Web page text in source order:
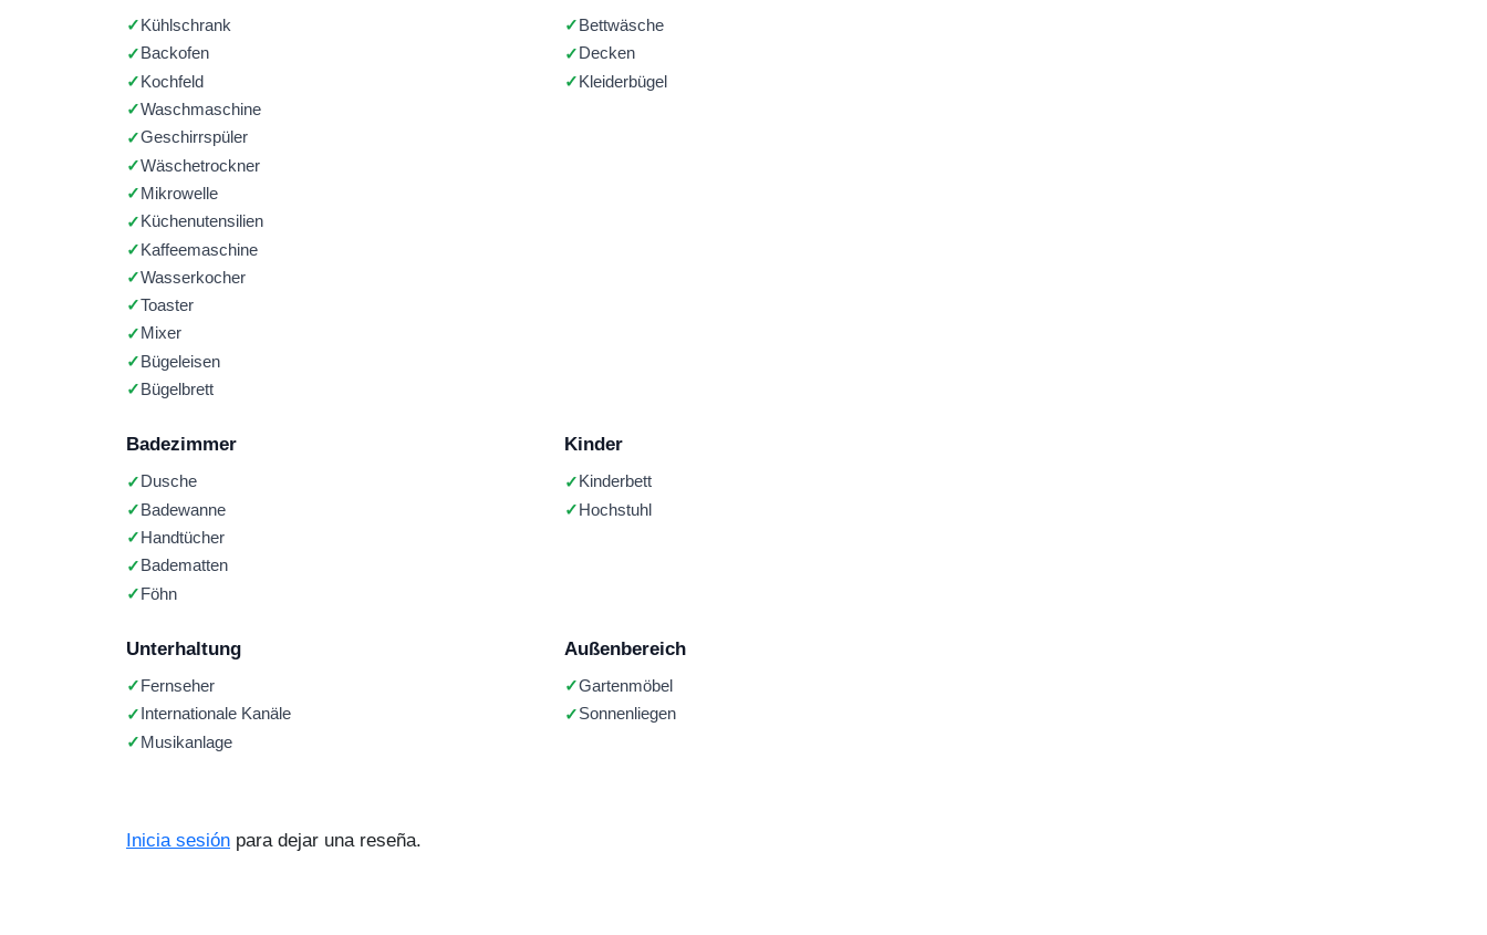
Kühlschrank
Backofen
Kochfeld
Waschmaschine
Geschirrspüler
Wäschetrockner
Mikrowelle
Küchenutensilien
Kaffeemaschine
Wasserkocher
Toaster
Mixer
Bügeleisen
Bügelbrett
Bettwäsche
Decken
Kleiderbügel
Badezimmer
Dusche
Badewanne
Handtücher
Badematten
Föhn
Kinder
Kinderbett
Hochstuhl
Unterhaltung
Fernseher
Internationale Kanäle
Musikanlage
Außenbereich
Gartenmöbel
Sonnenliegen
Inicia sesión para dejar una reseña.